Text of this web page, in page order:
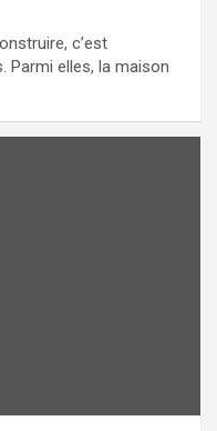
c’est
Parmi elles, la maison